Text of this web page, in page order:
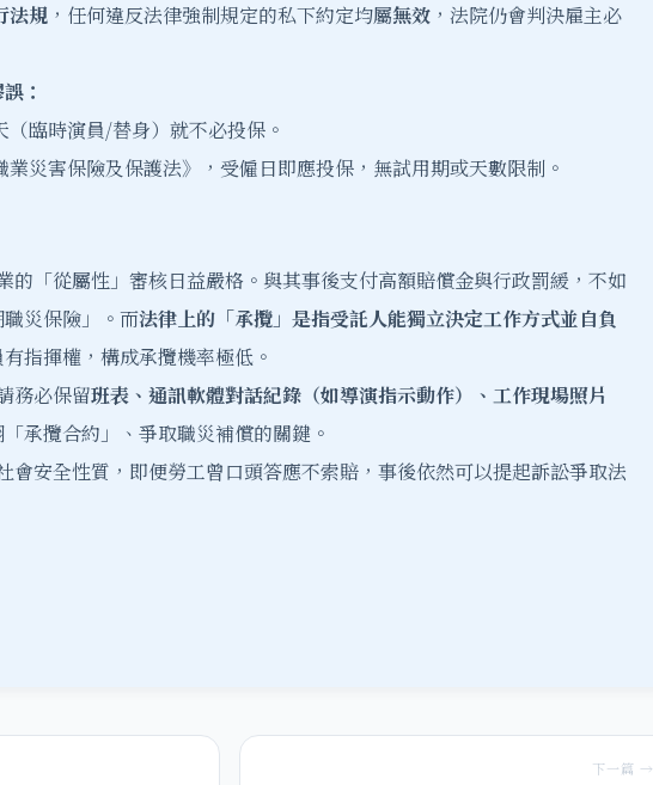
法規 ，任何違反法律強制規定的私下約定均屬無效 ，法院仍會判決雇主必
：
（臨時演員/替身）就不必投保。
業災害保險及保護法》，受僱日即應投保，無試用期或天數限制。
的「從屬性」審核日益嚴格。與其事後支付高額賠償金與行政罰緩，不如
災保險」。而法律上的「承攬」是指受託人能獨立決定工作方式並自負
有指揮權，構成承攬機率極低。
務必保留班表、通訊軟體對話紀錄（如導演指示動作）、工作現場照片
承攬合約」、爭取職災補償的關鍵。
會安全性質，即便勞工曾口頭答應不索賠，事後依然可以提起訴訟爭取法
下一篇 →